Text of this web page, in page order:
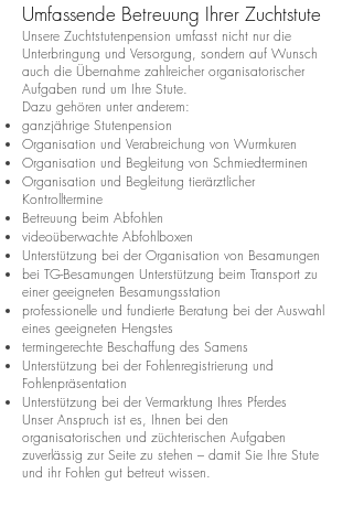
Umfassende Betreuung Ihrer Zuchtstute
Unsere Zuchtstutenpension umfasst nicht nur die
Unterbringung und Versorgung, sondern auf Wunsch
auch die Übernahme zahlreicher organisatorischer
Aufgaben rund um Ihre Stute.
Dazu gehören unter anderem:
ganzjährige Stutenpension
Organisation und Verabreichung von Wurmkuren
Organisation und Begleitung von Schmiedterminen
Organisation und Begleitung tierärztlicher
Kontrolltermine
Betreuung beim Abfohlen
videoüberwachte Abfohlboxen
Unterstützung bei der Organisation von Besamungen
bei TG-Besamungen Unterstützung beim Transport zu
einer geeigneten Besamungsstation
professionelle und fundierte Beratung bei der Auswahl
eines geeigneten Hengstes
termingerechte Beschaffung des Samens
Unterstützung bei der Fohlenregistrierung und
Fohlenpräsentation
Unterstützung bei der Vermarktung Ihres Pferdes
Unser Anspruch ist es, Ihnen bei den
organisatorischen und züchterischen Aufgaben
zuverlässig zur Seite zu stehen – damit Sie Ihre Stute
und ihr Fohlen gut betreut wissen.